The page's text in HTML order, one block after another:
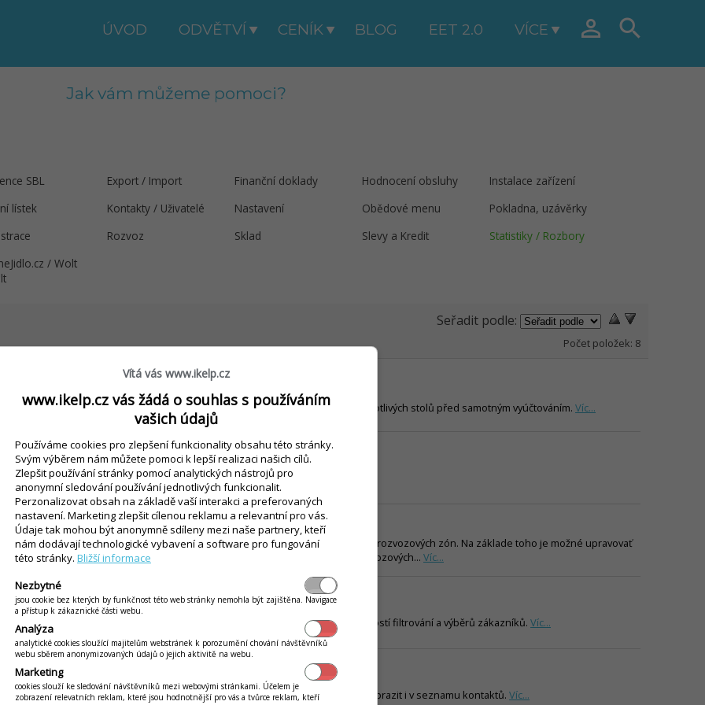
ÚVOD ODVĚTVÍ CENÍK BLOG EET 2.0 VÍCE  
Jak vám můžeme pomoci?
SBL Export / Import Finanční doklady Hodnocení obsluhy
Instalace zařízení
lístek Kontakty / Uživatelé Nastavení Obědové menu
Pokladna, uzávěrky
Rozvoz Sklad Slevy a Kredit
Statistiky / Rozbory
/ Wolt
Seřadit podle:
Počet položek: 8
sledování odebraných položek z dokladu nebo odebraných dokladů z jednotlivých stolů před samotným vyúčtováním. Víc...
jednotlivé informace v části Nástěnka aplikace iKelp POS Mobile.
v aplikácii iKelp POS Mobile viete pozrieť štatistiku rozvozov podľa jednotlivých rozvozových zón. Na základe toho je možné upravovať
počet kuriérov pre jednotlivé zóny a zefektívniť ich využitie. Štatistiky rozvozových... Víc...
zobrazovaných v části Obraty zákazníků, jako je popis jednotlivých možností filtrování a výběrů zákazníků. Víc...
zobrazených u hodnocení uživatele na nástěnce. Hodnocení je možné si zobrazit i v seznamu kontaktů. Víc...
Vítá vás www.ikelp.cz
www.ikelp.cz vás žádá o souhlas s používáním
vašich údajů
Používáme cookies pro zlepšení funkcionality obsahu této stránky.
Svým výběrem nám můžete pomoci k lepší realizaci našich cílů.
Zlepšit používání stránky pomocí analytických nástrojů pro
anonymní sledování používání jednotlivých funkcionalit.
Perzonalizovat obsah na základě vaší interakci a preferovaných
nastavení. Marketing zlepšit cílenou reklamu a relevantní pro vás.
Údaje tak mohou být anonymně sdíleny mezi naše partnery, kteří
nám dodávají technologické vybavení a software pro fungování
této stránky. Bližší informace
Nezbytné
jsou cookie bez kterých by funkčnost této web stránky nemohla být zajištěna. Navigace
a přístup k zákaznické části webu.
Analýza
analytické cookies sloužící majitelům webstránek k porozumění chování návštěvníků
webu sběrem anonymizovaných údajů o jejich aktivitě na webu.
Marketing
cookies slouží ke sledování návštěvníků mezi webovými stránkami. Účelem je
zobrazení relevatních reklam, které jsou hodnotnější pro vás a tvůrce reklam, kteří